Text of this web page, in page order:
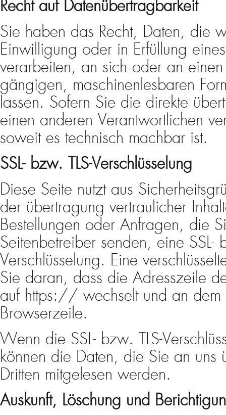
Recht auf Datenübertragbarkeit
Sie haben das Recht, Daten, die
Einwilligung oder in Erfüllung
verarbeiten, an sich oder an
gängigen, maschinenlesbaren
lassen. Sofern Sie die direkte
einen anderen Verantwortlichen
soweit es technisch machbar ist.
SSL- bzw. TLS-Verschlüsselung
Diese Seite nutzt aus
der übertragung vertraulicher
Bestellungen oder Anfragen, die
Seitenbetreiber senden, eine SSL-
Verschlüsselung. Eine
Sie daran, dass die Adresszeile
auf https:// wechselt und an dem
Browserzeile.
Wenn die SSL- bzw. TLS-
können die Daten, die Sie an uns
Dritten mitgelesen werden.
Auskunft, Löschung und